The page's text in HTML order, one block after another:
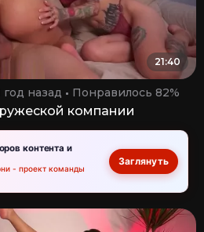
21:40
год назад Понравилось 82%
компании
контента и
- проект команды
Заглянуть